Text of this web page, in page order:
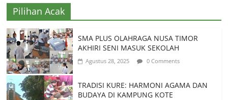
Pilihan Acak
SMA PLUS OLAHRAGA NUSA TIMOR
AKHIRI SENI MASUK SEKOLAH
Agustus 28, 2025 0 Comments
TRADISI KURE: HARMONI AGAMA DAN
BUDAYA DI KAMPUNG KOTE